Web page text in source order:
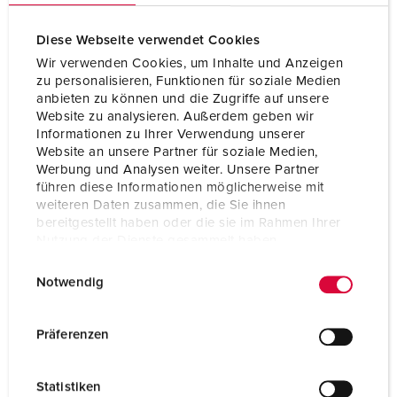
Diese Webseite verwendet Cookies
Wir verwenden Cookies, um Inhalte und Anzeigen
zu personalisieren, Funktionen für soziale Medien
anbieten zu können und die Zugriffe auf unsere
Website zu analysieren. Außerdem geben wir
Informationen zu Ihrer Verwendung unserer
Website an unsere Partner für soziale Medien,
Werbung und Analysen weiter. Unsere Partner
führen diese Informationen möglicherweise mit
weiteren Daten zusammen, die Sie ihnen
bereitgestellt haben oder die sie im Rahmen Ihrer
Notwendig
Präferenzen
Statistiken
hochwärmebeständige Kontaktträger
Schutzart IP67
Gewicht 269 g
Prüfzeichen
EAC
CQC